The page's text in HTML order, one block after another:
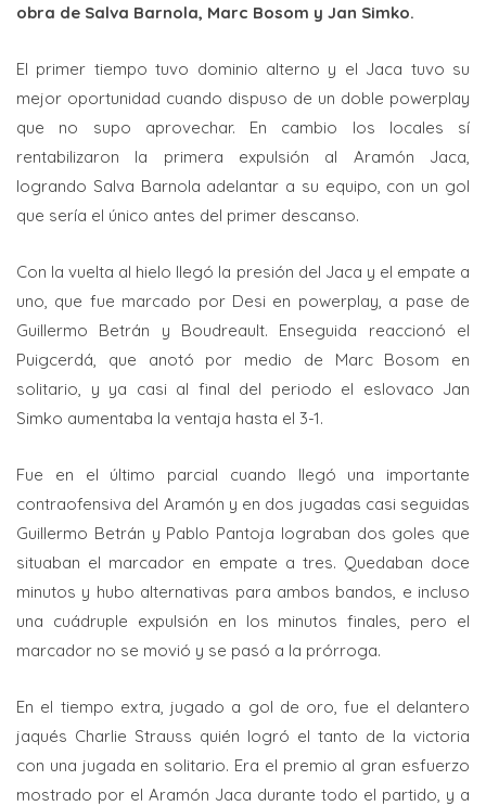
obra de Salva Barnola, Marc Bosom y Jan Simko.
El primer tiempo tuvo dominio alterno y el Jaca tuvo su
mejor oportunidad cuando dispuso de un doble powerplay
que no supo aprovechar. En cambio los locales sí
rentabilizaron la primera expulsión al Aramón Jaca,
logrando Salva Barnola adelantar a su equipo, con un gol
que sería el único antes del primer descanso.
Con la vuelta al hielo llegó la presión del Jaca y el empate a
uno, que fue marcado por Desi en powerplay, a pase de
Guillermo Betrán y Boudreault. Enseguida reaccionó el
Puigcerdá, que anotó por medio de Marc Bosom en
solitario, y ya casi al final del periodo el eslovaco Jan
Simko aumentaba la ventaja hasta el 3-1.
Fue en el último parcial cuando llegó una importante
contraofensiva del Aramón y en dos jugadas casi seguidas
Guillermo Betrán y Pablo Pantoja lograban dos goles que
situaban el marcador en empate a tres. Quedaban doce
minutos y hubo alternativas para ambos bandos, e incluso
una cuádruple expulsión en los minutos finales, pero el
marcador no se movió y se pasó a la prórroga.
En el tiempo extra, jugado a gol de oro, fue el delantero
jaqués Charlie Strauss quién logró el tanto de la victoria
con una jugada en solitario. Era el premio al gran esfuerzo
mostrado por el Aramón Jaca durante todo el partido, y a